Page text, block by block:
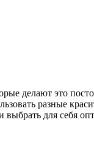
делают это
разные
для себя